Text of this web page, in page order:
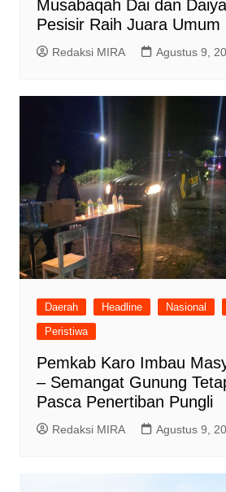
Musabaqah Dai dan
Pesisir Raih Juara Umum
Redaksi MIRA Agustus 9,
Daerah Headline Nasional
Peristiwa
Pemkab Karo Imbau
– Semangat Gunung
Pasca Penertiban Pungli
Redaksi MIRA Agustus 9,